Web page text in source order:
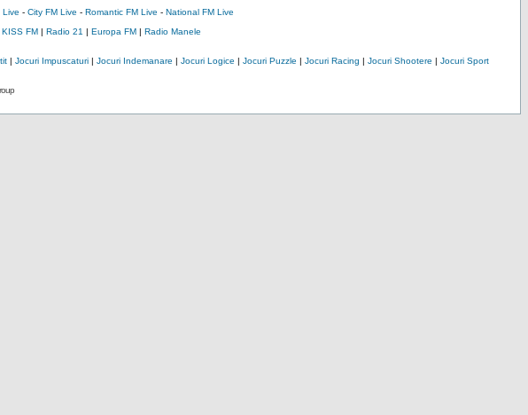
Live - City FM Live - Romantic FM Live - National FM Live
KISS FM| Radio 21 | Europa FM| Radio Manele
| Jocuri Impuscaturi| Jocuri Indemanare | Jocuri Logice | Jocuri Puzzle | Jocuri Racing | Jocuri Shootere | Jocuri Sport